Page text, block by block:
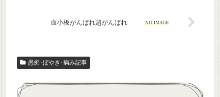
血小板がんばれ超がんばれ
愚痴･ぼやき･病み記事